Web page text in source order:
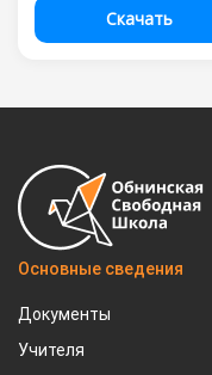
Скачать
Основные сведения
Документы
Учителя